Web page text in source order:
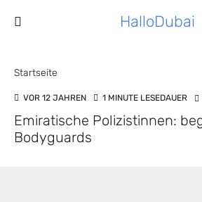
HalloDubai
Startseite
VOR 12 JAHREN 1 MINUTE LESEDAUER
Emiratische Polizistinnen:
Bodyguards